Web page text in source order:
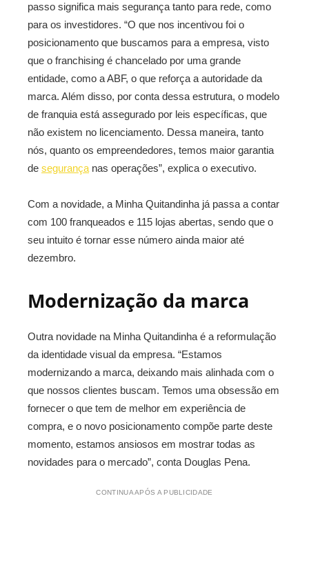
passo significa mais segurança tanto para rede, como
para os investidores. “O que nos incentivou foi o
posicionamento que buscamos para a empresa, visto
que o franchising é chancelado por uma grande
entidade, como a ABF, o que reforça a autoridade da
marca. Além disso, por conta dessa estrutura, o modelo
de franquia está assegurado por leis específicas, que
não existem no licenciamento. Dessa maneira, tanto
nós, quanto os empreendedores, temos maior garantia
de segurança nas operações”, explica o executivo.
Com a novidade, a Minha Quitandinha já passa a contar
com 100 franqueados e 115 lojas abertas, sendo que o
seu intuito é tornar esse número ainda maior até
dezembro.
Modernização da marca
Outra novidade na Minha Quitandinha é a reformulação
da identidade visual da empresa. “Estamos
modernizando a marca, deixando mais alinhada com o
que nossos clientes buscam. Temos uma obsessão em
fornecer o que tem de melhor em experiência de
compra, e o novo posicionamento compõe parte deste
momento, estamos ansiosos em mostrar todas as
novidades para o mercado”, conta Douglas Pena.
CONTINUA APÓS A PUBLICIDADE